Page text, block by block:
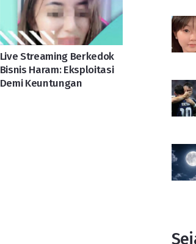
Live Streaming Berkedok
Bisnis Haram: Eksploitasi
Demi Keuntungan